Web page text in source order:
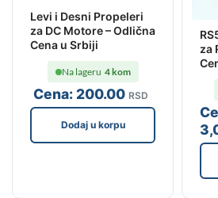
Levi i Desni Propeleri
za DC Motore – Odlična
Cena u Srbiji
Cena: 200.00 RSD
Na lageru 4 kom
Dodaj u korpu
za